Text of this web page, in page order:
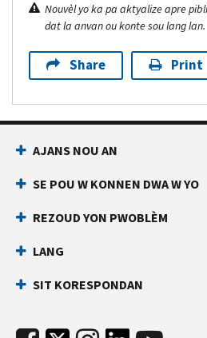
Nouvèl yo ka pa aktyalize apre
dat la anvan ou konte sou lang lan.
Share Print
AJANS NOU AN
SE POU W KONNEN DWA W YO
REZOUD YON PWOBLÈM
LANG
SIT KORESPONDAN